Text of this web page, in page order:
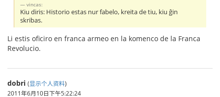
vincas:
Kiu diris: Historio estas nur fabelo, kreita de tiu, kiu ĝin
skribas.
Li estis oficiro en franca armeo en la komenco de la Franca
Revolucio.
dobri (显示个人资料)
2011年6月10日下午5:22:24